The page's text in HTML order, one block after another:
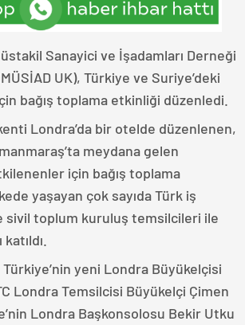
Sanayici ve İşadamları Derneği
UK), Türkiye ve Suriye’deki
bağış toplama etkinliği düzenledi.
Londra’da bir otelde düzenlenen,
meydana gelen
için bağış toplama
yaşayan çok sayıda Türk iş
sivil toplum kuruluş temsilcileri ile
yeni Londra Büyükelçisi
Londra Temsilcisi Büyükelçi Çimen
Londra Başkonsolosu Bekir Utku